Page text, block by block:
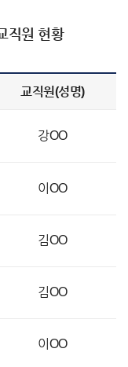
직원 현황
교직원(성명)
강OO
이OO
김OO
김OO
이OO